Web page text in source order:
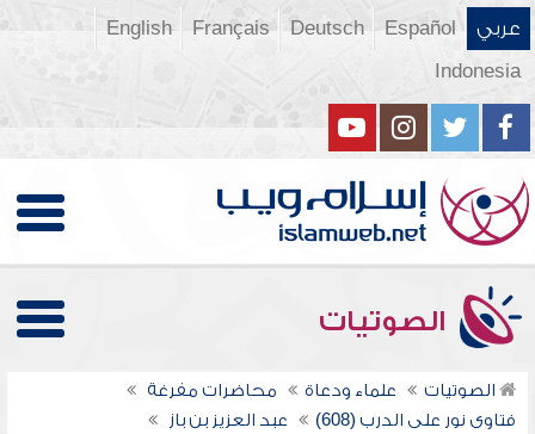
عربي Español
Deutsch
Français
English
Indonesia
الصوتيات
الصوتيات علماء ودعاة
محاضرات مفرغة
فتاوى نور على الدرب (608)
عبد العزيز بن باز